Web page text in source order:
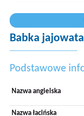
Babka jajowata
Podstawowe
Nazwa angielska
Nazwa łacińska